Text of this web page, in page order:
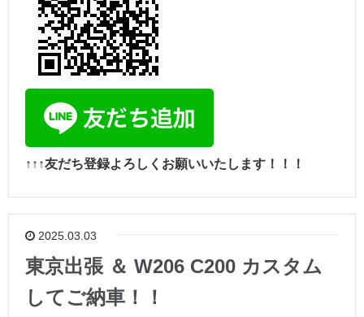
↑↑↑友だち登録よろしくお願いいたします！！！
2025.03.03
東京出張 ＆ W206 C200 カスタム
してご納車！！